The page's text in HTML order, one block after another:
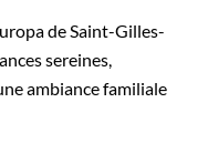
de Saint-Gilles-
sereines,
ambiance familiale